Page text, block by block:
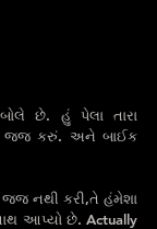
છે. હું પેલા તારા
જજ કરું. અને બાઈક
નથી કરી,તે હંમેશા
આપ્યો છે. Actually